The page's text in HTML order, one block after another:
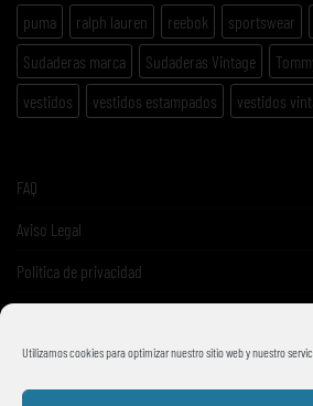
Utilizamos cookies para optimizar nuestro sitio web y nuestro
puma
ralph lauren reebok sportswear
Sudaderas marca
Sudaderas Vintage
vestidos
vestidos estampados vestidos
FAQ
Aviso Legal
Politica de privacidad